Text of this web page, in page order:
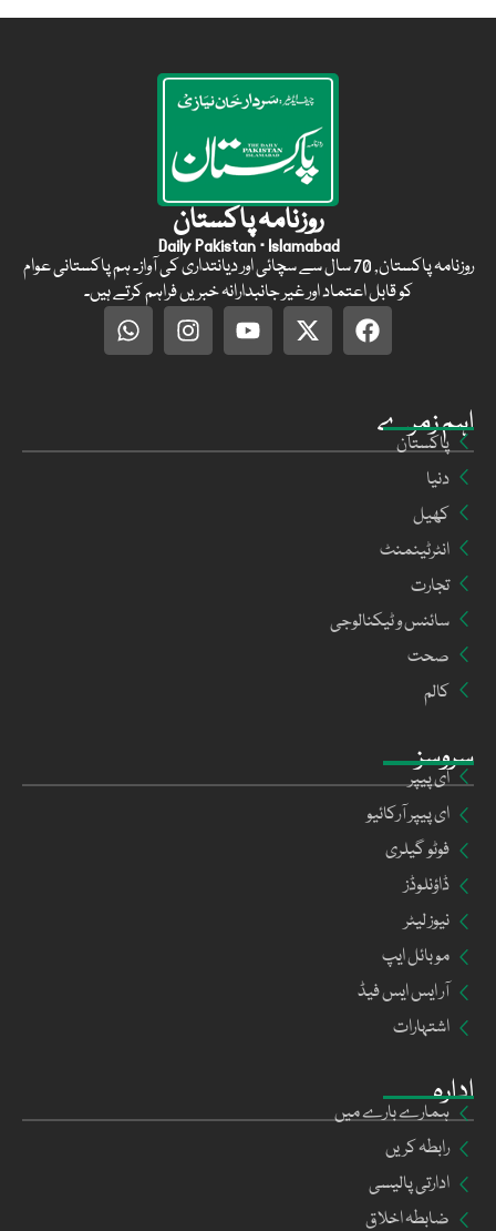
ادارہ
ہمارے بارے میں
رابطہ کریں
ادارتی پالیسی
ضابطہ اخلاق
سروسز
ای پیپر
ای پیپر آرکائیو
فوٹو گیلری
ڈاؤنلوڈز
نیوز لیٹر
موبائل ایپ
آر ایس ایس فیڈ
اشتہارات
اہم زمرے
پاکستان
دنیا
کھیل
انٹرٹینمنٹ
تجارت
سائنس و ٹیکنالوجی
صحت
کالم
روزنامہ پاکستان
Daily Pakistan · Islamabad
روزنامہ پاکستان, 70 سال سے سچائی اور دیانتداری کی آواز۔ ہم پاکستانی عوام
کو قابل اعتماد اور غیر جانبدارانہ خبریں فراہم کرتے ہیں۔